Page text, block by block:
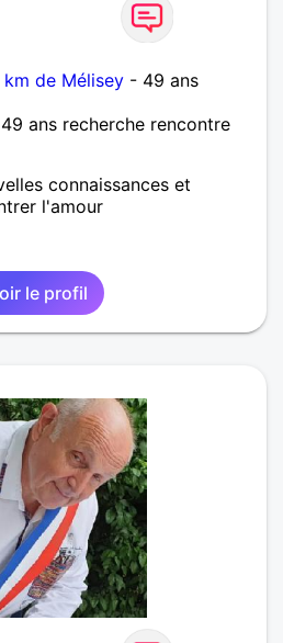
km de Mélisey - 49 ans
ans recherche rencontre
connaissances et
l'amour
le profil